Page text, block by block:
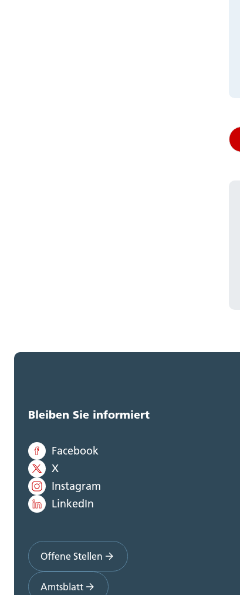
Bleiben Sie informiert
Facebook
X
Instagram
LinkedIn
Offene Stellen
Amtsblatt